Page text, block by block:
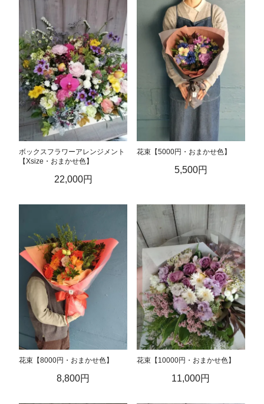
ボックスフラワーアレンジメント
【Xsize・おまかせ色】
22,000円
花束【5000円・おまかせ色】
5,500円
花束【8000円・おまかせ色】
8,800円
花束【10000円・おまかせ色】
11,000円